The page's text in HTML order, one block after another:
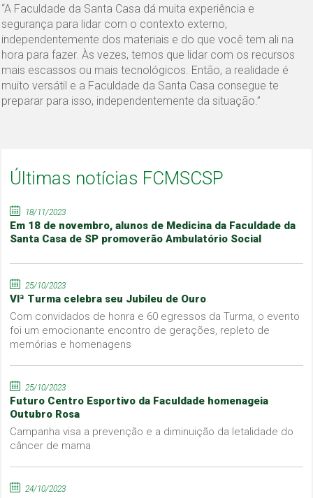
“A Faculdade da Santa Casa dá muita experiência e
segurança para lidar com o contexto externo,
independentemente dos materiais e do que você tem ali na
hora para fazer. Às vezes, temos que lidar com os recursos
mais escassos ou mais tecnológicos. Então, a realidade é
muito versátil e a Faculdade da Santa Casa consegue te
preparar para isso, independentemente da situação.”
Últimas notícias FCMSCSP
18/11/2023
Em 18 de novembro, alunos de Medicina da Faculdade da
Santa Casa de SP promoverão Ambulatório Social
25/10/2023
VIª Turma celebra seu Jubileu de Ouro
Com convidados de honra e 60 egressos da Turma, o evento
foi um emocionante encontro de gerações, repleto de
memórias e homenagens
25/10/2023
Futuro Centro Esportivo da Faculdade homenageia
Outubro Rosa
Campanha visa a prevenção e a diminuição da letalidade do
câncer de mama
24/10/2023